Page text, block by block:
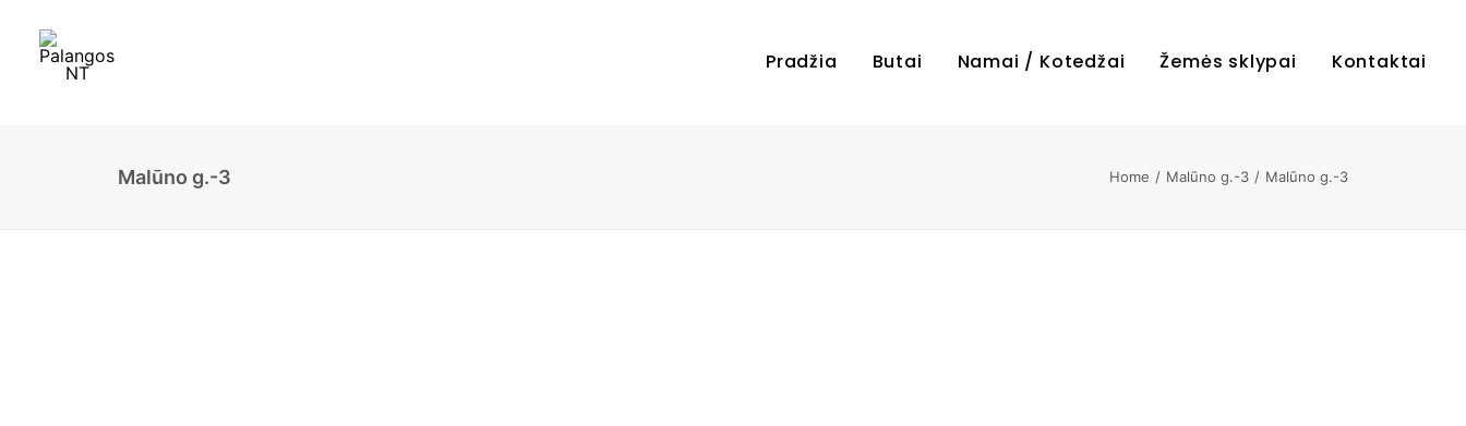
Pradžia Butai Namai / Kotedžai Žemės sklypai Kontaktai
Malūno g.-3 Home Malūno g.-3 Malūno g.-3